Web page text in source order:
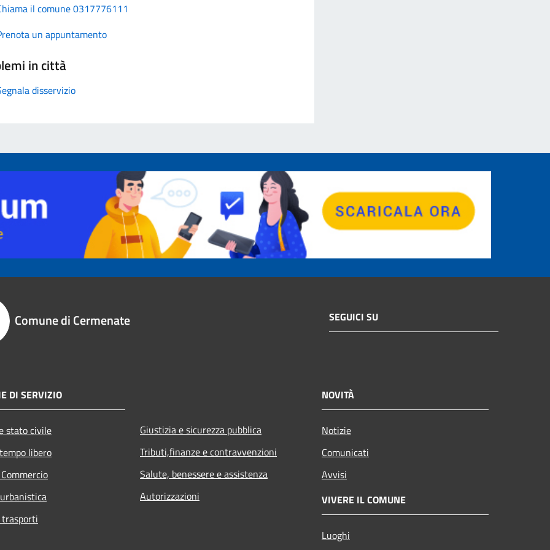
il comune 0317776111
un appuntamento
in città
disservizio
Comune di Cermenate SEGUICI SU
DI SERVIZIO
stato civile
libero
Giustizia e sicurezza pubblica
Tributi,finanze e contravvenzioni
Salute, benessere e assistenza
Autorizzazioni
NOVITÀ
Notizie
Comunicati
Avvisi
VIVERE IL COMUNE
Luoghi